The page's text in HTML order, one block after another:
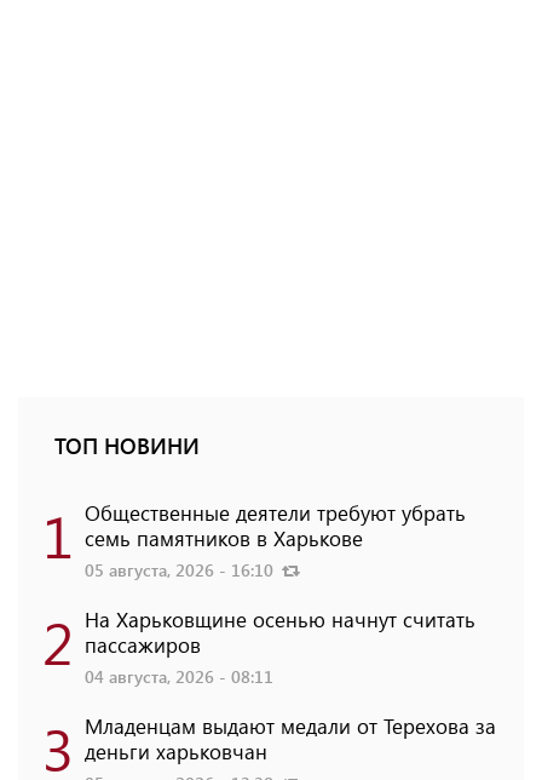
ТОП НОВИНИ
1 Общественные деятели требуют убрать
семь памятников в Харькове
05 августа, 2026 - 16:10
2 На Харьковщине осенью начнут считать
пассажиров
04 августа, 2026 - 08:11
3 Младенцам выдают медали от Терехова за
деньги харьковчан